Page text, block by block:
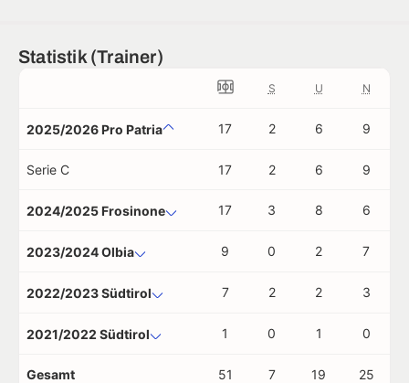
Statistik (Trainer)
S U N
2025/2026 Pro Patria 17 2 6 9
Serie C 17 2 6 9
2024/2025 Frosinone 17 3 8 6
2023/2024 Olbia 9 0 2 7
2022/2023 Südtirol 7 2 2 3
2021/2022 Südtirol 1 0 1 0
Gesamt 51 7 19 25